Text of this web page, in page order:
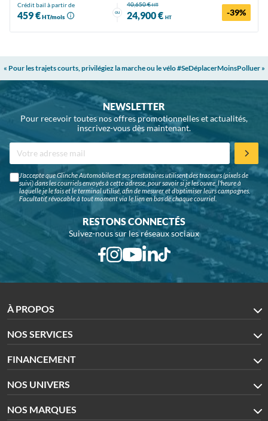
Crédit bail à partir de
459 €HT/mois
ou
40,650 €HT
24,900 € HT -39%
« Pour les trajets courts, privilégiez la marche ou le vélo #SeDéplacerMoinsPolluer »
NEWSLETTER
Pour recevoir toutes nos offres promotionnelles et actualités,
inscrivez-vous dès maintenant.
J'accepte que Glinche Automobiles et ses prestataires utilisent des traceurs (pixels de
suivi) dans les courriels envoyés à cette adresse, pour savoir si je les ouvre, l'heure à
laquelle je le fais et le terminal utilisé, afin de mesurer et d'optimiser leurs campagnes.
Facultatif, révocable à tout moment via le lien en bas de chaque courriel.
RESTONS CONNECTÉS
Suivez-nous sur les réseaux sociaux
À PROPOS
NOS SERVICES
FINANCEMENT
NOS UNIVERS
NOS MARQUES